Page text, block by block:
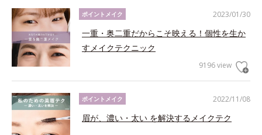
2023/01/30
ポイントメイク
一重・奥二重だからこそ映える！個性を生か
すメイクテクニック
9196 view
2022/11/08
ポイントメイク
眉が、濃い・太い を解決するメイクテク